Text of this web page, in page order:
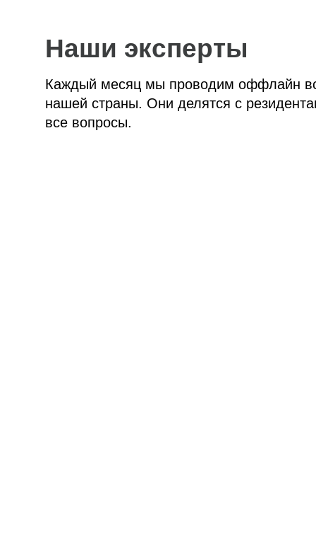
Наши эксперты
Каждый месяц мы проводим оффлайн
нашей страны. Они делятся с
все вопросы.